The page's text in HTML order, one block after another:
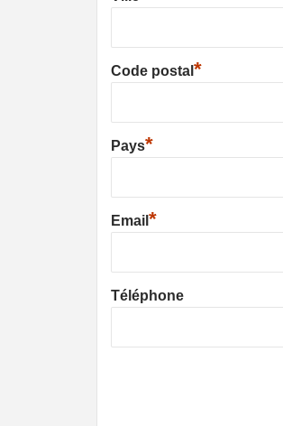
Code postal *
Pays*
Email *
Téléphone